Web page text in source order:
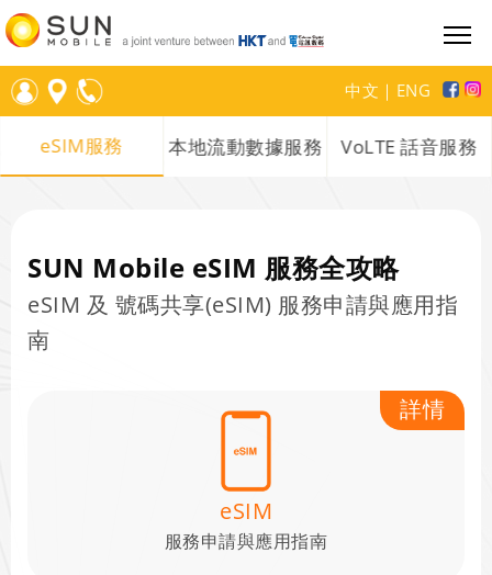
中文 ｜ ENG
eSIM服務 本地流動數據服務 VoLTE 話音服務
SUN Mobile eSIM 服務全攻略
eSIM 及 號碼共享(eSIM) 服務申請與應用指
南
詳情
eSIM
服務申請與應用指南